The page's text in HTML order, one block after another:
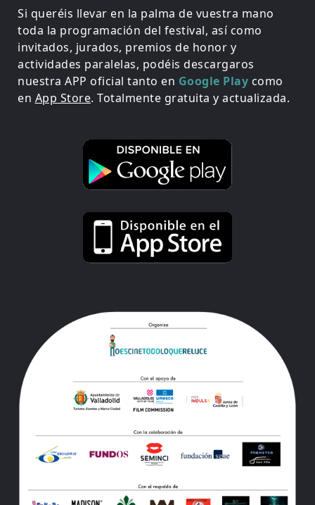
Si queréis llevar en la palma de vuestra mano
toda la programación del festival, así como
invitados, jurados, premios de honor y
actividades paralelas, podéis descargaros
nuestra APP oficial tanto en Google Play como
en App Store. Totalmente gratuita y actualizada.